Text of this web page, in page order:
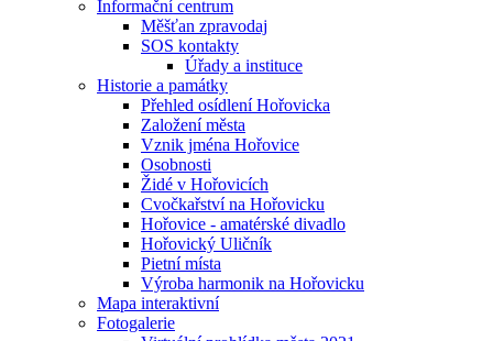
Informační centrum
Měšťan zpravodaj
SOS kontakty
Úřady a instituce
Historie a památky
Přehled osídlení Hořovicka
Založení města
Vznik jména Hořovice
Osobnosti
Židé v Hořovicích
Cvočkařství na Hořovicku
Hořovice - amatérské divadlo
Hořovický Uličník
Pietní místa
Výroba harmonik na Hořovicku
Mapa interaktivní
Fotogalerie